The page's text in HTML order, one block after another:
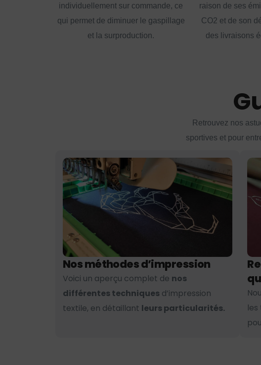
individuellement sur commande, ce
qui permet de diminuer le gaspillage
et la surproduction.
raison de ses
CO2 et de son
des livraisons
Retrouvez nos
sportives et pour
Nos méthodes d’impression
Voici un aperçu complet de nos
différentes techniques d’impression
textile, en détaillant leurs particularités.